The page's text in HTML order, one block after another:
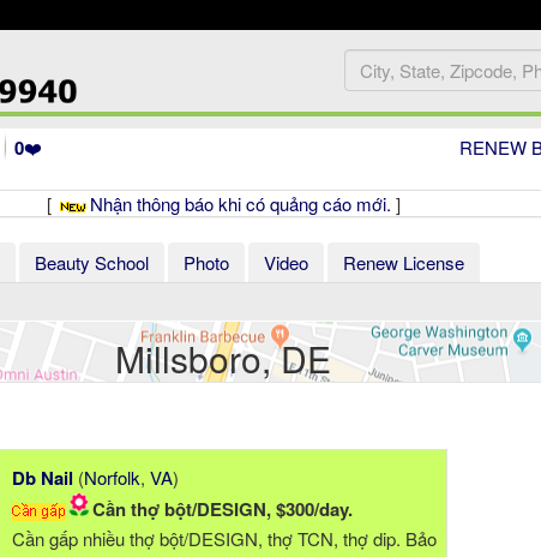
RENEW
0❤️
[ Nhận thông báo khi có quảng cáo mới. ]
Beauty School Photo Video
Renew License
Millsboro, DE
Db Nail (Norfolk,VA)
Cần thợ bột/DESIGN, $300/day.
Cần gấp nhiều thợ bột/DESIGN, thợ TCN, thợ dip. Bảo